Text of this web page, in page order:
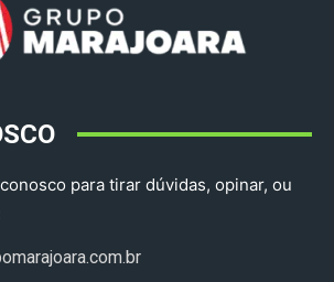
para tirar dúvidas, opinar, ou